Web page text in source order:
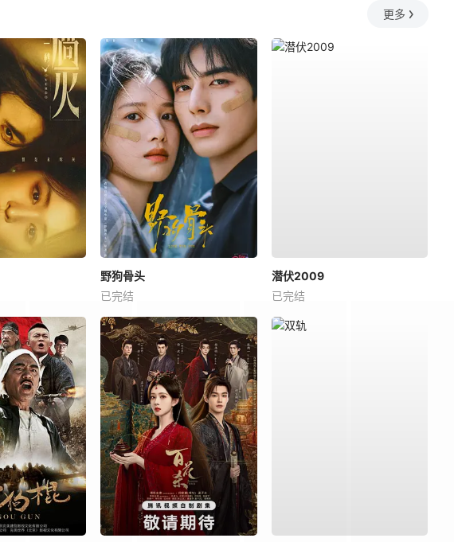
更多
野狗骨头
已完结
潜伏2009
已完结